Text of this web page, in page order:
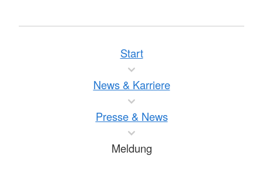
Start
News & Karriere
Presse & News
Meldung